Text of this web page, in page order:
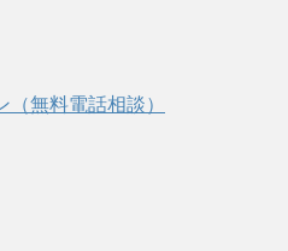
無料電話相談）